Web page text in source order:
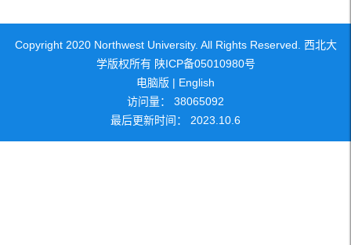
Copyright 2020 Northwest University. All Rights Reserved. 西北大
学版权所有 陕ICP备05010980号
电脑版 | English
访问量： 38065092
最后更新时间： 2023 10 6